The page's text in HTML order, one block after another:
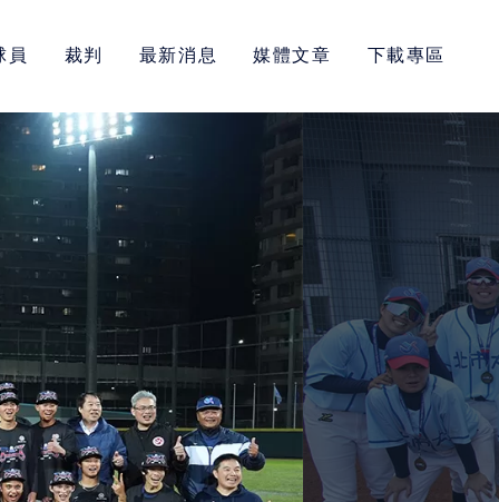
員 裁判 最新消息 媒體文章 下載專區